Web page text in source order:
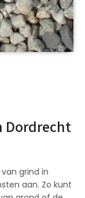
Dordrecht
grind in
aan. Zo kunt